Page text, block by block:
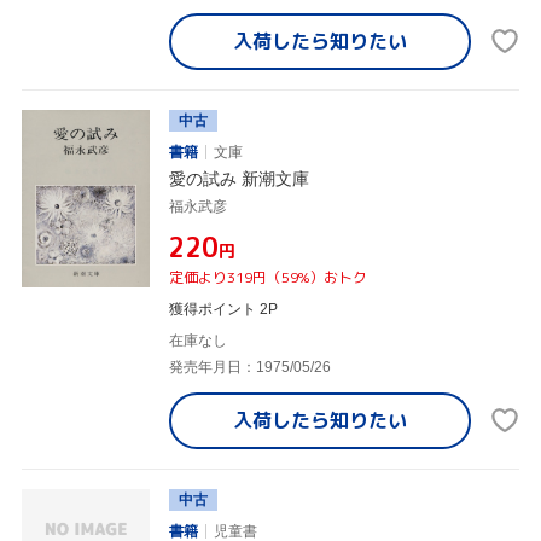
入荷したら知りたい
中古
書籍
文庫
愛の試み 新潮文庫
福永武彦
¥220円
定価より319円（59%）おトク
獲得ポイント 2P
在庫なし
発売年月日：1975/05/26
入荷したら知りたい
中古
書籍
児童書